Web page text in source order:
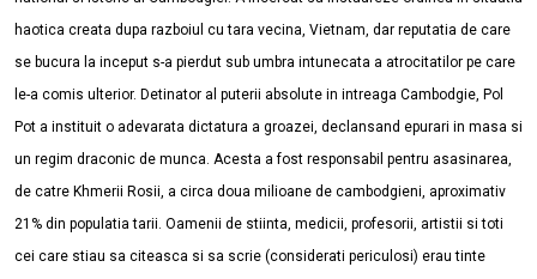
haotica creata dupa razboiul cu tara vecina, Vietnam, dar reputatia de care
se bucura la inceput s-a pierdut sub umbra intunecata a atrocitatilor pe care
le-a comis ulterior. Detinator al puterii absolute in intreaga Cambodgie, Pol
Pot a instituit o adevarata dictatura a groazei, declansand epurari in masa si
un regim draconic de munca. Acesta a fost responsabil pentru asasinarea,
de catre Khmerii Rosii, a circa doua milioane de cambodgieni, aproximativ
21% din populatia tarii. Oamenii de stiinta, medicii, profesorii, artistii si toti
cei care stiau sa citeasca si sa scrie (considerati periculosi) erau tinte